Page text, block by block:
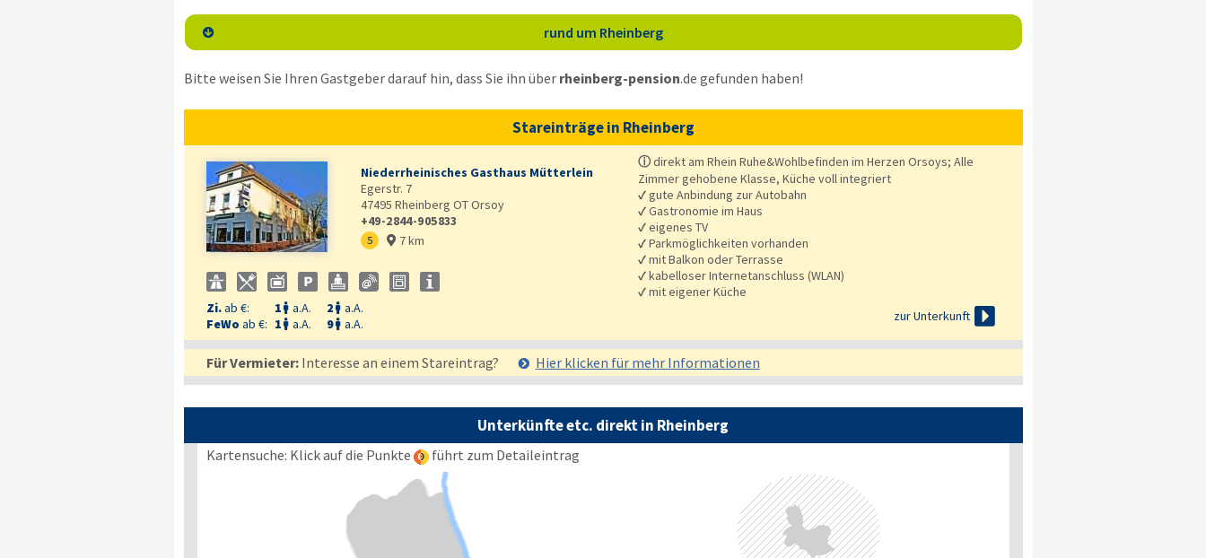
 rund um Rheinberg
Bitte weisen Sie Ihren Gastgeber darauf hin, dass Sie ihn über rheinberg-pension.de gefunden haben!
Stareinträge in Rheinberg
Niederrheinisches Gasthaus Mütterlein
Egerstr. 7
47495 Rheinberg OT Orsoy
+49-2844-905833
5  7 km
Zi.ab €: 1  a.A. 2  a.A.
FeWo ab €: 1  a.A. 9 a.A.
ⓘdirekt am Rhein Ruhe&Wohlbefinden im Herzen Orsoys; Alle
Zimmer gehobene Klasse, Küche voll integriert
✓gute Anbindung zur Autobahn
✓Gastronomie im Haus
✓eigenes TV
✓Parkmöglichkeiten vorhanden
✓mit Balkon oder Terrasse
✓kabelloser Internetanschluss (WLAN)
✓mit eigener Küche
zur Unterkunft 
Für Vermieter:Interesse an einem Stareintrag? Hier klicken für mehr Informationen
Unterkünfte etc. direkt in Rheinberg
Kartensuche: Klick auf die Punkte führt zum Detaileintrag